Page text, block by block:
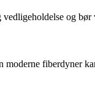
og
fiberdyner